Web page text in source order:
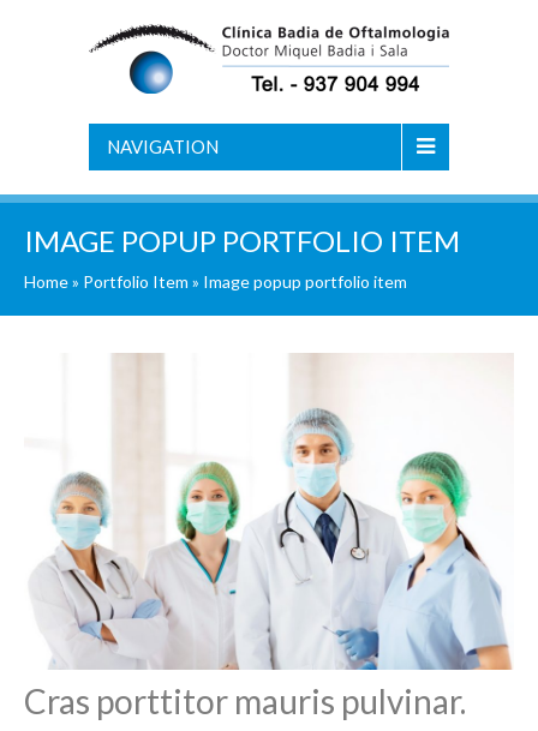
NAVIGATION
IMAGE POPUP PORTFOLIO ITEM
Home» Portfolio Item » Image popup portfolio item
Cras porttitor mauris pulvinar.